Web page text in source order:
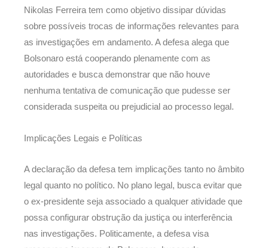
Nikolas Ferreira tem como objetivo dissipar dúvidas
sobre possíveis trocas de informações relevantes para
as investigações em andamento. A defesa alega que
Bolsonaro está cooperando plenamente com as
autoridades e busca demonstrar que não houve
nenhuma tentativa de comunicação que pudesse ser
considerada suspeita ou prejudicial ao processo legal.
Implicações Legais e Políticas
A declaração da defesa tem implicações tanto no âmbito
legal quanto no político. No plano legal, busca evitar que
o ex-presidente seja associado a qualquer atividade que
possa configurar obstrução da justiça ou interferência
nas investigações. Politicamente, a defesa visa